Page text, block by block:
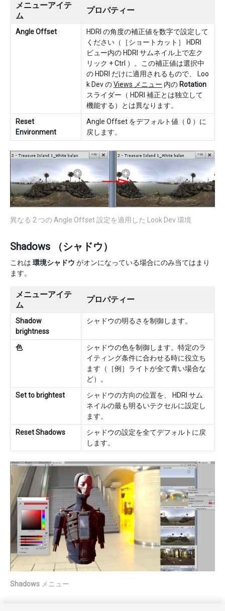
メニューアイテ
ム
プロパティー
Angle Offset
HDRI の角度の補正値を数字で設定して
ください（［ショートカット］ HDRI
ビュー内の HDRI サムネイル上で左ク
リック + Ctrl ）。この補正値は選択中
の HDRI だけに適用されるもので、 Loo
k Dev のViews メニュー 内の Rotation
スライダー（ HDRI 補正とは独立して
機能する）とは異なります。
Reset
Environment
Angle Offset をデフォルト値（ 0 ）に
戻します。
異なる 2 つの Angle Offset 設定を適用した Look Dev 環境
Shadows （シャドウ）
これは 環境シャドウ がオンになっている場合にのみ当てはまり
ます。
メニューアイテ
ム
プロパティー
Shadow
brightness
シャドウの明るさを制御します。
色
シャドウの色を制御します。特定のラ
イティング条件に合わせる時に役立ち
ます（［例］ライトが全て青い場合な
ど）。
Set to brightest
シャドウの方向の位置を、 HDRI サム
ネイルの最も明るいテクセルに設定し
ます。
Reset Shadows
シャドウの設定を全てデフォルトに戻
します。
Shadows メニュー